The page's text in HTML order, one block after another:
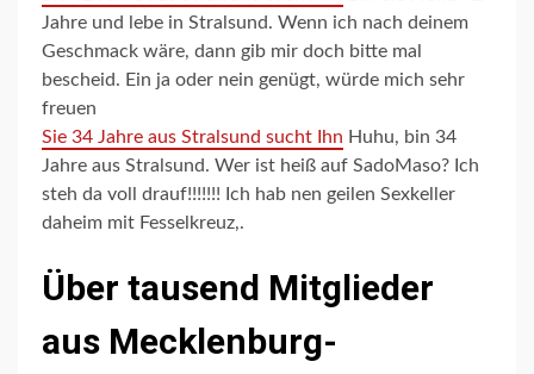
Jahre und lebe in Stralsund. Wenn ich nach deinem
Geschmack wäre, dann gib mir doch bitte mal
bescheid. Ein ja oder nein genügt, würde mich sehr
freuen
Sie 34 Jahre aus Stralsund sucht Ihn Huhu, bin 34
Jahre aus Stralsund. Wer ist heiß auf SadoMaso? Ich
steh da voll drauf!!!!!!! Ich hab nen geilen Sexkeller
daheim mit Fesselkreuz,.
Über tausend Mitglieder
aus Mecklenburg-